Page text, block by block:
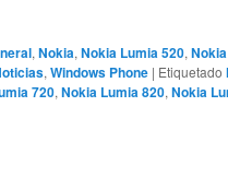
, Nokia, Nokia Lumia 520,
, Windows Phone | Etiquetado
720, Nokia Lumia 820, Nokia